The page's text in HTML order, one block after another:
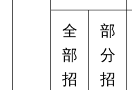
全
部
招
部
分
招